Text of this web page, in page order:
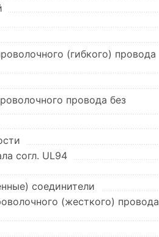
(гибкого) провода
провода без
согл. UL94
соединители
(жесткого) провода